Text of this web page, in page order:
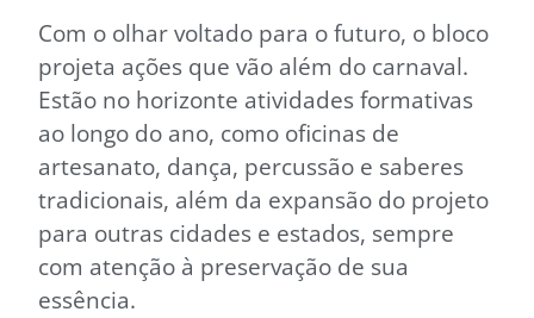
Com o olhar voltado para o futuro, o bloco
projeta ações que vão além do carnaval.
Estão no horizonte atividades formativas
ao longo do ano, como oficinas de
artesanato, dança, percussão e saberes
tradicionais, além da expansão do projeto
para outras cidades e estados, sempre
com atenção à preservação de sua
essência.